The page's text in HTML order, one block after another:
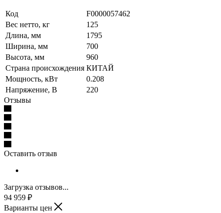
Код
F0000057462
Вес нетто, кг
125
Длина, мм
1795
Ширина, мм
700
Высота, мм
960
Страна происхождения КИТАЙ
Мощность, кВт
0.208
Напряжение, В
220
Отзывы
Оставить отзыв
Загрузка отзывов...
94 959 ₽
Варианты цен